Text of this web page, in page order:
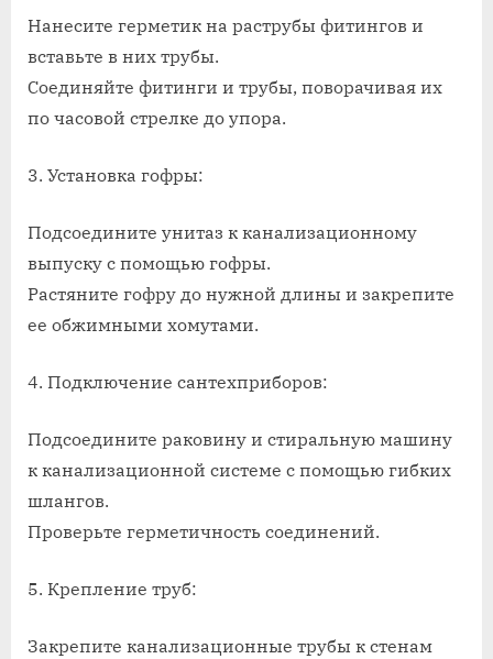
Нанесите герметик на раструбы фитингов и
вставьте в них трубы.
Соединяйте фитинги и трубы, поворачивая их
по часовой стрелке до упора.
3. Установка гофры:
Подсоедините унитаз к канализационному
выпуску с помощью гофры.
Растяните гофру до нужной длины и закрепите
ее обжимными хомутами.
4. Подключение сантехприборов:
Подсоедините раковину и стиральную машину
к канализационной системе с помощью гибких
шлангов.
Проверьте герметичность соединений.
5. Крепление труб:
Закрепите канализационные трубы к стенам